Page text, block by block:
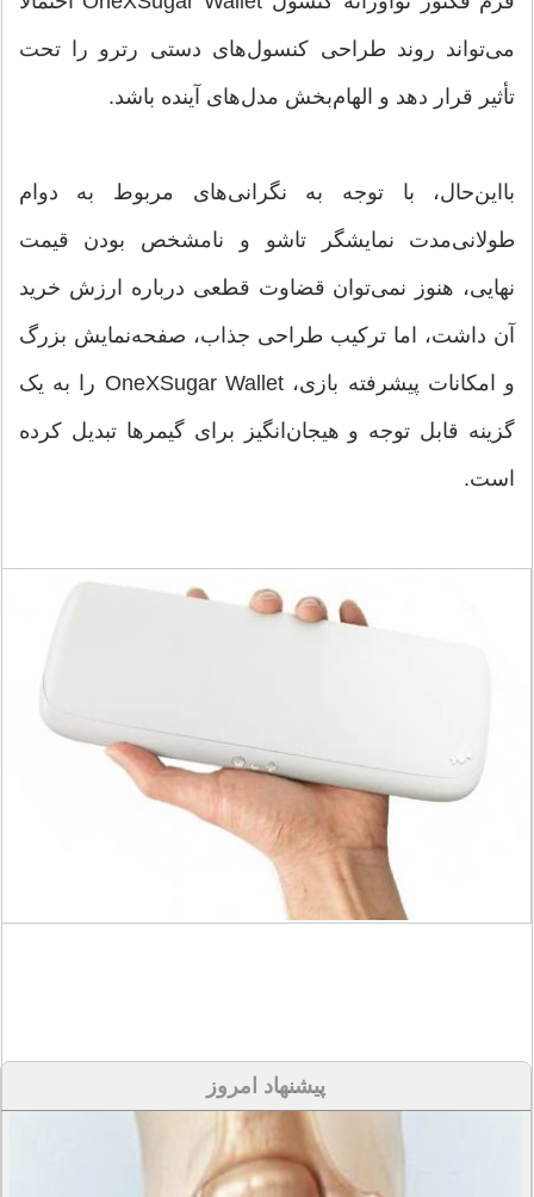
می‌تواند روند طراحی کنسول‌های دستی رترو را تحت
تأثیر قرار دهد و الهام‌بخش مدل‌های آینده باشد.
بااین‌حال، با توجه به نگرانی‌های مربوط به دوام
طولانی‌مدت نمایشگر تاشو و نامشخص بودن قیمت
نهایی، هنوز نمی‌توان قضاوت قطعی درباره ارزش خرید
آن داشت، اما ترکیب طراحی جذاب، صفحه‌نمایش بزرگ
و امکانات پیشرفته بازی، OneXSugar Wallet را به یک
گزینه قابل توجه و هیجان‌انگیز برای گیمرها تبدیل کرده
است.
پیشنهاد امروز